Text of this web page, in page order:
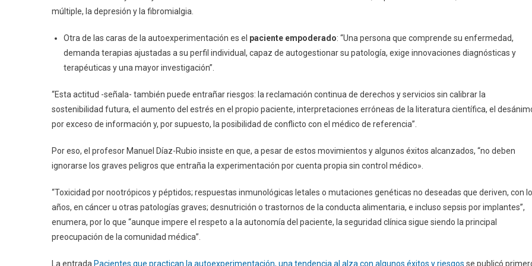
múltiple, la depresión y la fibromialgia.
Otra de las caras de la autoexperimentación es el paciente empoderado: “Una persona que comprende su enfermedad,
demanda terapias ajustadas a su perfil individual, capaz de autogestionar su patología, exige innovaciones diagnósticas y
terapéuticas y una mayor investigación”.
“Esta actitud -señala- también puede entrañar riesgos: la reclamación continua de derechos y servicios sin calibrar la
sostenibilidad futura, el aumento del estrés en el propio paciente, interpretaciones erróneas de la literatura científica, el
por exceso de información y, por supuesto, la posibilidad de conflicto con el médico de referencia”.
Por eso, el profesor Manuel Díaz-Rubio insiste en que, a pesar de estos movimientos y algunos éxitos alcanzados, “no deben
ignorarse los graves peligros que entraña la experimentación por cuenta propia sin control médico».
“Toxicidad por nootrópicos y péptidos; respuestas inmunológicas letales o mutaciones genéticas no deseadas que deriven, con
años, en cáncer u otras patologías graves; desnutrición o trastornos de la conducta alimentaria, e incluso sepsis por implantes”,
enumera, por lo que “aunque impere el respeto a la autonomía del paciente, la seguridad clínica sigue siendo la principal
preocupación de la comunidad médica”.
La entrada Pacientes que practican la autoexperimentación, una tendencia al alza con algunos éxitos y riesgos se publicó